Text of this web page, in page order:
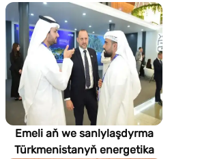
hilini nädip gözegçilikde
saklaýar?
Emeli aň we sanlylaşdyrma
Türkmenistanyň energetika